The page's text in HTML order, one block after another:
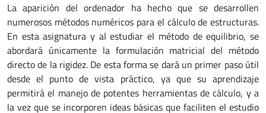
La aparición del ordenador ha hecho que se desarrollen
numerosos métodos numéricos para el cálculo de estructuras.
En esta asignatura y al estudiar el método de equilibrio, se
abordará únicamente la formulación matricial del método
directo de la rigidez. De esta forma se dará un primer paso útil
desde el punto de vista práctico, ya que su aprendizaje
permitirá el manejo de potentes herramientas de cálculo, y a
la vez que se incorporen ideas básicas que faciliten el estudio